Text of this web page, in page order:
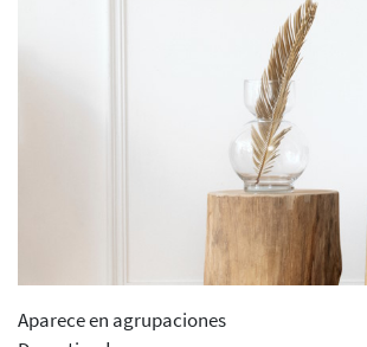
Aparece en agrupaciones